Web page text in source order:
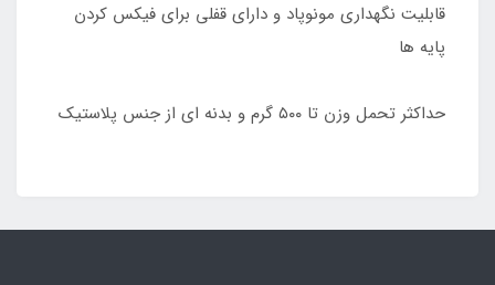
قابلیت نگهداری مونوپاد و دارای قفلی برای فیکس کردن
پایه ها
حداکثر تحمل وزن تا ۵۰۰ گرم و بدنه ای از جنس پلاستیک